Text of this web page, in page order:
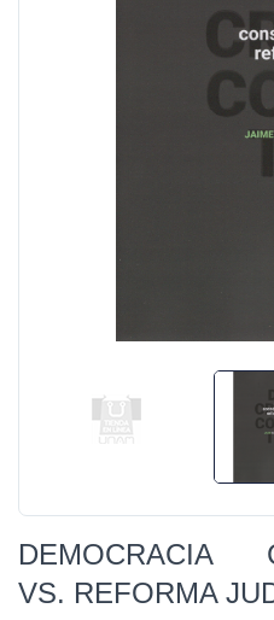
DEMOCRACIA
VS. REFORMA